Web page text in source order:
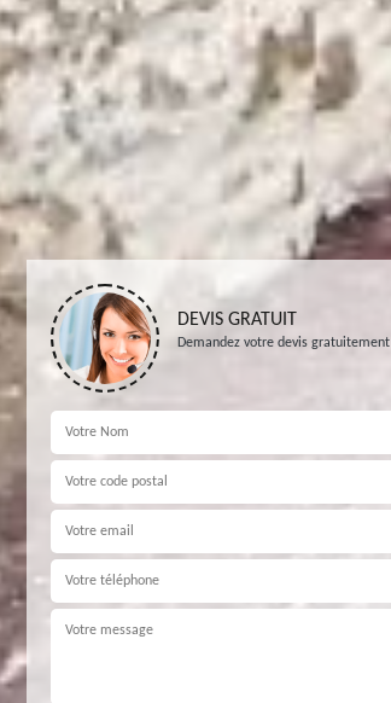
DEVIS GRATUIT
Demandez votre devis gratuitement